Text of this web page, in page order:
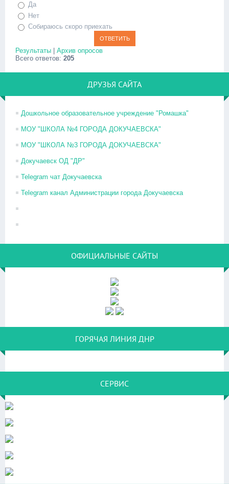
Да
Нет
Собираюсь скоро приехать
Результаты | Архив опросов
Всего ответов: 205
ДРУЗЬЯ САЙТА
Дошкольное образовательное учреждение "Ромашка"
МОУ "ШКОЛА №4 ГОРОДА ДОКУЧАЕВСКА"
МОУ "ШКОЛА №3 ГОРОДА ДОКУЧАЕВСКА"
Докучаевск ОД "ДР"
Telegram чат Докучаевска
Telegram канал Администрации города Докучаевска
ОФИЦИАЛЬНЫЕ САЙТЫ
ГОРЯЧАЯ ЛИНИЯ ДНР
СЕРВИС